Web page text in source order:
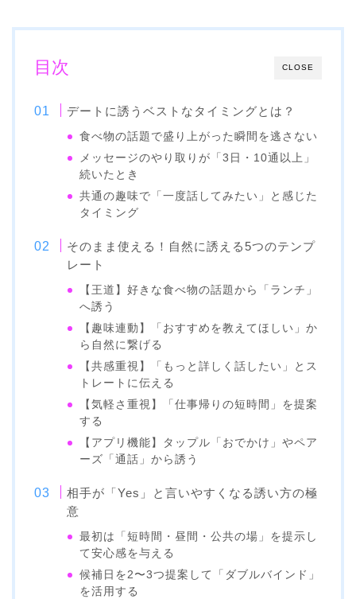
CLOSE
目次
デートに誘うベストなタイミングとは？
食べ物の話題で盛り上がった瞬間を逃さない
メッセージのやり取りが「3日・10通以上」
続いたとき
共通の趣味で「一度話してみたい」と感じた
タイミング
そのまま使える！自然に誘える5つのテンプ
レート
【王道】好きな食べ物の話題から「ランチ」
へ誘う
【趣味連動】「おすすめを教えてほしい」か
ら自然に繋げる
【共感重視】「もっと詳しく話したい」とス
トレートに伝える
【気軽さ重視】「仕事帰りの短時間」を提案
する
【アプリ機能】タップル「おでかけ」やペア
ーズ「通話」から誘う
相手が「Yes」と言いやすくなる誘い方の極
意
最初は「短時間・昼間・公共の場」を提示し
て安心感を与える
候補日を2〜3つ提案して「ダブルバインド」
を活用する